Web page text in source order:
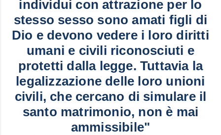
individui con attrazione per lo
stesso sesso sono amati figli di
Dio e devono vedere i loro diritti
umani e civili riconosciuti e
protetti dalla legge. Tuttavia la
legalizzazione delle loro unioni
civili, che cercano di simulare il
santo matrimonio, non è mai
ammissibile"